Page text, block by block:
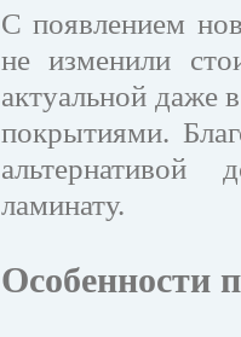
С появлением
не изменили
актуальной даже
покрытиями.
альтернативой
ламинату.
Особенности